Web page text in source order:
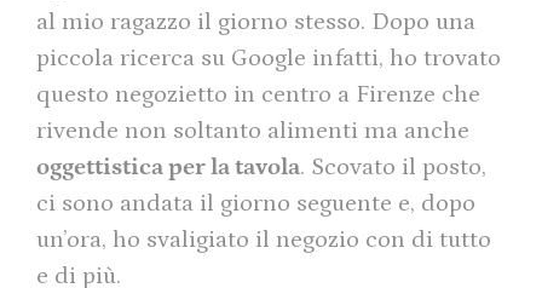
al mio ragazzo il giorno stesso. Dopo una
piccola ricerca su Google infatti, ho trovato
questo negozietto in centro a Firenze che
rivende non soltanto alimenti ma anche
oggettistica per la tavola. Scovato il posto,
ci sono andata il giorno seguente e, dopo
un’ora, ho svaligiato il negozio con di tutto
e di più.